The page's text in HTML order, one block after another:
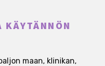
KÄYTÄNNÖN
maan, klinikan,